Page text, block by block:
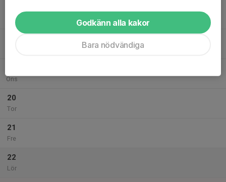
Mån
Ons
20
Tor
21
Fre
22
Lör
Godkänn alla kakor
Bara nödvändiga